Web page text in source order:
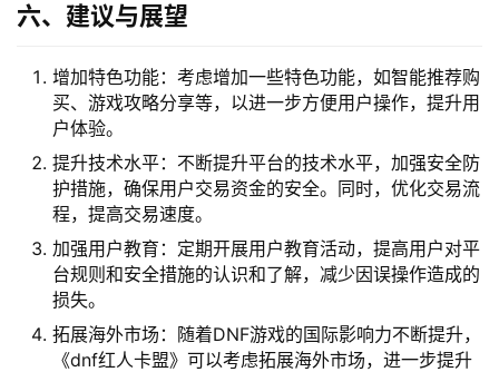
六、建议与展望
增加特色功能：考虑增加一些特色功能，如智能推荐购
买、游戏攻略分享等，以进一步方便用户操作，提升用
户体验。
提升技术水平：不断提升平台的技术水平，加强安全防
护措施，确保用户交易资金的安全。同时，优化交易流
程，提高交易速度。
加强用户教育：定期开展用户教育活动，提高用户对平
台规则和安全措施的认识和了解，减少因误操作造成的
损失。
拓展海外市场：随着DNF游戏的国际影响力不断提升，
《dnf红人卡盟》可以考虑拓展海外市场，进一步提升